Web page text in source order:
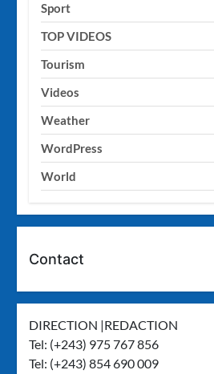
Sport
TOP VIDEOS
Tourism
Videos
Weather
WordPress
World
Contact
DIRECTION |REDACTION
Tel: (+243) 975 767 856
Tel: (+243) 854 690 009